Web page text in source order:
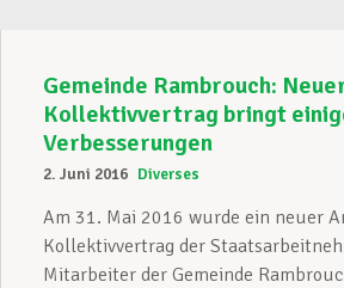
Gemeinde Rambrouch:
Kollektivvertrag bringt
Verbesserungen
2. Juni 2016 Diverses
Am 31. Mai 2016 wurde ein neuer
Kollektivvertrag der
Mitarbeiter der Gemeinde